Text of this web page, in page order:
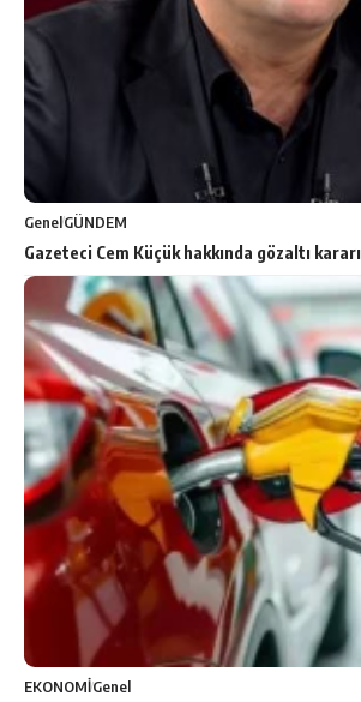
GenelGÜNDEM
Gazeteci Cem Küçük hakkında gözaltı kararı
EKONOMİGenel